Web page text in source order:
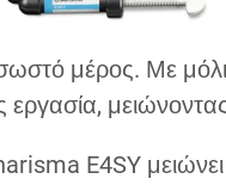
μέρος. Με
εργασία,
E4SY